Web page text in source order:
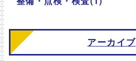
アーカイブ